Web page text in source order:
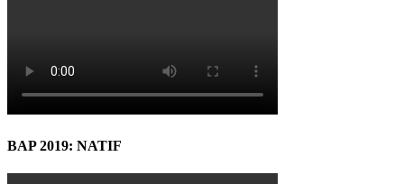
BAP 2019: NATIF